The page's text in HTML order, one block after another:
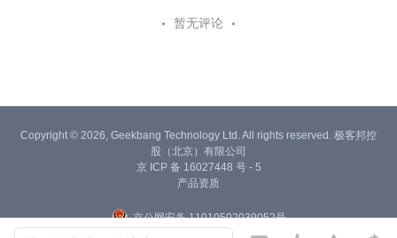
暂无评论
Copyright © 2026, Geekbang Technology Ltd. All rights reserved. 极客邦控
股（北京）有限公司
京 ICP 备 16027448 号 - 5
产品资质
京公网安备 11010502039052号